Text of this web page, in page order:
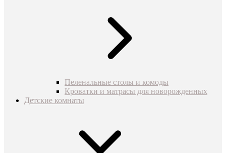
Пеленальные столы и комоды
Кроватки и матрасы для новорожденных
Детские комнаты